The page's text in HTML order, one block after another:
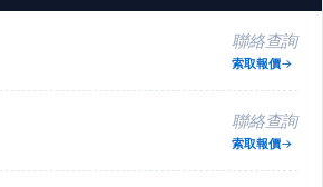
聯絡查詢
索取報價
聯絡查詢
索取報價